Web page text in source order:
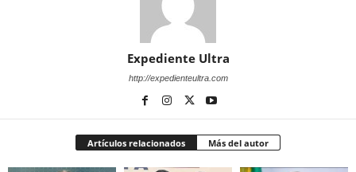
Expediente Ultra
http://expedienteultra.com
Artículos relacionados Más del autor